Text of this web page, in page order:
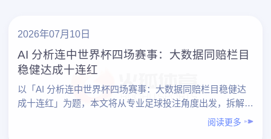
2026年07月10日
AI 分析连中世界杯四场赛事：大数据同赔栏目
稳健达成十连红
以「AI 分析连中世界杯四场赛事：大数据同赔栏目稳健达
成十连红」为题，本文将从专业足球投注角度出发，拆解一
个典型案例：借助 AI 与大数据，在世界杯期间连续命中四
阅读更多